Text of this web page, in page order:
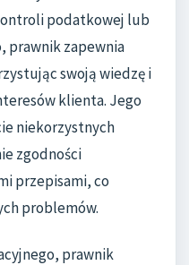
podatkowej lub
prawnik zapewnia
swoją wiedzę i
klienta. Jego
niekorzystnych
zgodności
przepisami, co
problemów.
prawnik